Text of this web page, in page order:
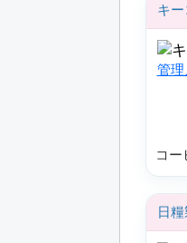
キー
管理
コー
日糧